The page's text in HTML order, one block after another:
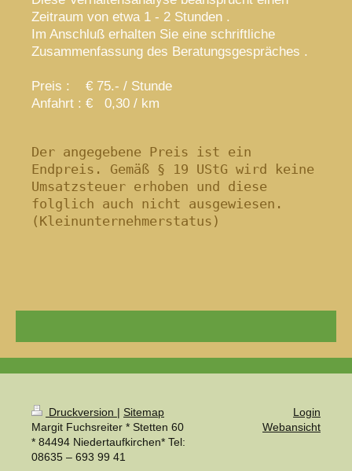
Zeitraum von etwa 1 - 2 Stunden .
Im Anschluß erhalten Sie eine schriftliche
Zusammenfassung des Beratungsgespräches .
Preis : € 75.- / Stunde
Anfahrt : € 0,30 / km
Der angegebene Preis ist ein
Endpreis. Gemäß § 19 UStG wird keine
Umsatzsteuer erhoben und diese
folglich auch nicht ausgewiesen.
Druckversion | Sitemap
Margit Fuchsreiter * Stetten 60
* 84494 Niedertaufkirchen* Tel:
08635 – 693 99 41
Login
Webansicht